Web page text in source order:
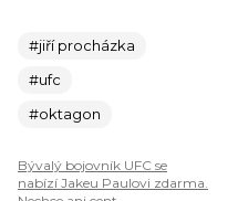
#jiří procházka
#ufc
#oktagon
Bývalý bojovník UFC se
nabízí Jakeu Paulovi zdarma.